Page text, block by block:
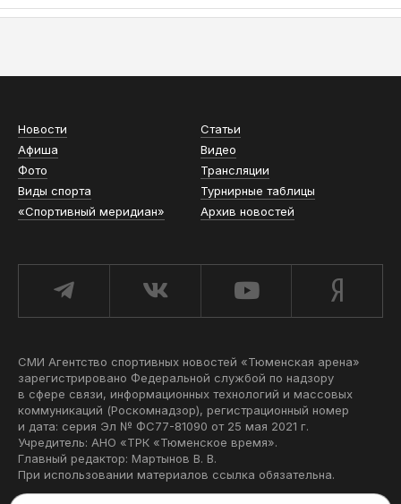
Новости
Статьи
Афиша
Видео
Фото
Трансляции
Виды спорта
Турнирные таблицы
«Спортивный меридиан»
Архив новостей
СМИ Агентство спортивных новостей «Тюменская арена»
зарегистрировано Федеральной службой по надзору
в сфере связи, информационных технологий и массовых
коммуникаций (Роскомнадзор), регистрационный номер
и дата: серия Эл № ФС77-81090 от 25 мая 2021 г.
Учредитель: АНО «ТРК «Тюменское время».
Главный редактор: Мартынов В. В.
При использовании материалов ссылка обязательна.